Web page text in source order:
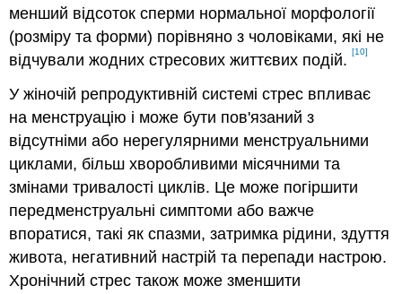
менший відсоток сперми нормальної морфології
(розміру та форми) порівняно з чоловіками, які не
відчували жодних стресових життєвих подій.[10]
У жіночій репродуктивній системі стрес впливає
на менструацію і може бути пов'язаний з
відсутніми або нерегулярними менструальними
циклами, більш хворобливими місячними та
змінами тривалості циклів. Це може погіршити
передменструальні симптоми або важче
впоратися, такі як спазми, затримка рідини, здуття
живота, негативний настрій та перепади настрою.
Хронічний стрес також може зменшити